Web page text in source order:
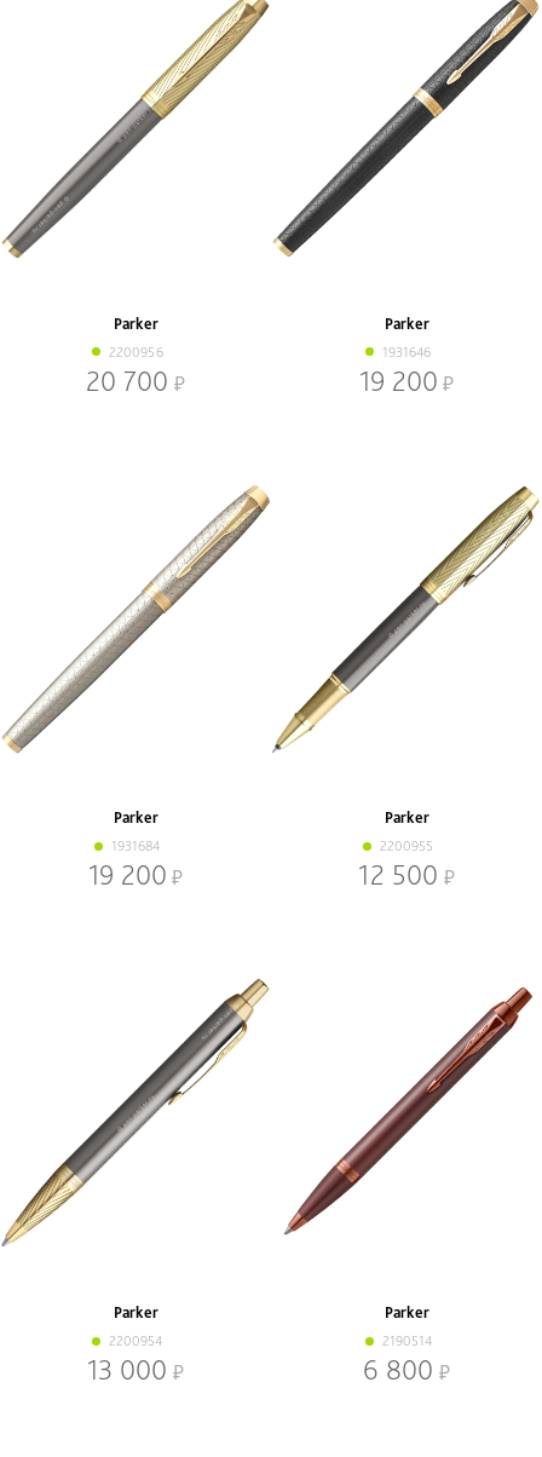
Parker
2200956
20 700
Parker
1931646
19 200
Parker
1931684
19 200
Parker
2200955
12 500
Parker
2200954
13 000
Parker
2190514
6 800